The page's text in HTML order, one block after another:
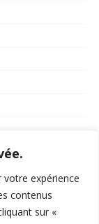
expérience
contenus
sur «